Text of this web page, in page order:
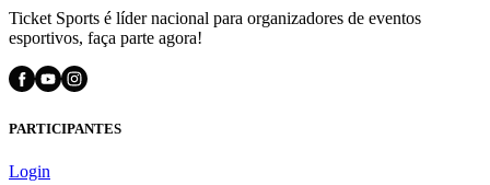
Ticket Sports é líder nacional para organizadores de eventos
esportivos, faça parte agora!
PARTICIPANTES
Login